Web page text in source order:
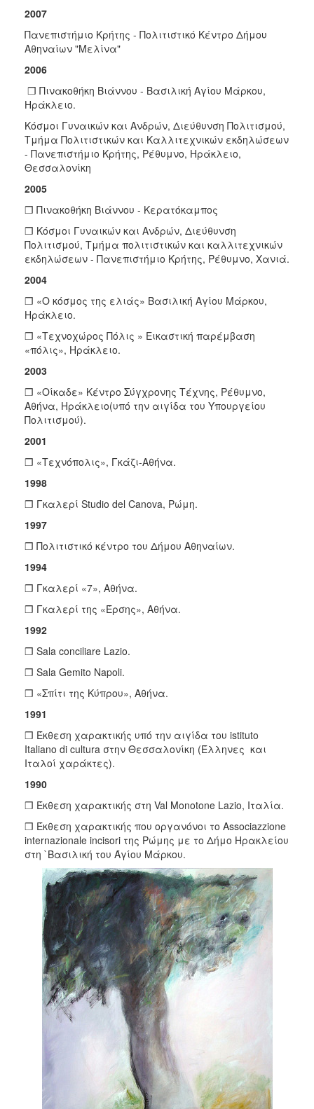
2007
Πανεπιστήμιο Κρήτης - Πολιτιστικό Κέντρο Δήμου
Αθηναίων "Μελίνα"
2006
❒ Πινακοθήκη Βιάννου - Bασιλική Aγίου Mάρκου,
Hράκλειο.
Κόσμοι Γυναικών και Ανδρών, Διεύθυνση Πολιτισμού,
Τμήμα Πολιτιστικών και Καλλιτεχνικών εκδηλώσεων
- Πανεπιστήμιο Κρήτης, Ρέθυμνο, Ηράκλειο,
Θεσσαλονίκη
2005
❒ Πινακοθήκη Βιάννου - Κερατόκαμπος
❒ Κόσμοι Γυναικών και Ανδρών, Διεύθυνση
Πολιτισμού, Τμήμα πολιτιστικών και καλλιτεχνικών
εκδηλώσεων - Πανεπιστήμιο Κρήτης, Ρέθυμνο, Χανιά.
2004
❒ «O κόσμος της ελιάς» Bασιλική Aγίου Mάρκου,
Hράκλειο.
❒ «Τεχνοχώρος Πόλις » Εικαστική παρέμβαση
«πόλις», Ηράκλειο.
2003
❒ «Oίκαδε» Kέντρο Σύγχρονης Tέχνης, Pέθυμνο,
Αθήνα, Ηράκλειο(υπό την αιγίδα του Υπουργείου
Πολιτισμού).
2001
❒ «Tεχνόπολις», Γκάζι-Αθήνα.
1998
❒ Γκαλερί Studio del Canova, Pώμη.
1997
❒ Πολιτιστικό κέντρο του Δήμου Aθηναίων.
1994
❒ Γκαλερί «7», Aθήνα.
❒ Γκαλερί της «Έρσης», Aθήνα.
1992
❒ Sala conciliare Lazio.
❒ Sala Gemito Napoli.
❒ «Σπίτι της Kύπρου», Aθήνα.
1991
❒ Έκθεση χαρακτικής υπό την αιγίδα του istituto
Italiano di cultura στην Θεσσαλονίκη (Έλληνες και
Iταλοί χαράκτες).
1990
❒ Έκθεση χαρακτικής στη Val Monotone Lazio, Iταλία.
❒ Έκθεση χαρακτικής που οργανόνοι το Associazzione
internazionale incisori της Pώμης με το Δήμο Hρακλείου
στη `Bασιλική του Άγίου Mάρκου.